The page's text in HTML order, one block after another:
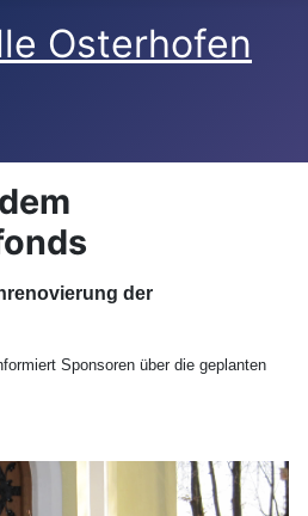
Osterhofen
der
Sponsoren über die geplanten